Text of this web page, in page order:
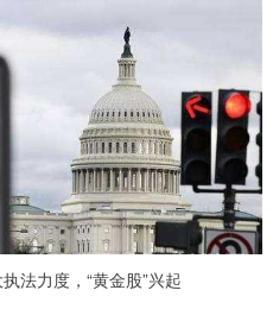
法力度，“黄金股”兴起